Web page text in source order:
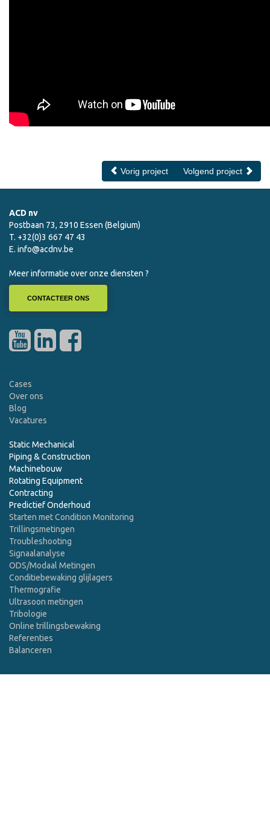
Vorig project Volgend project
ACD nv
Postbaan 73, 2910 Essen (Belgium)
T. +32(0)3 667 47 43
E. info@acdnv.be
Meer informatie over onze diensten ?
CONTACTEER ONS
Cases
Over ons
Blog
Vacatures
Static Mechanical
Piping & Construction
Machinebouw
Rotating Equipment
Contracting
Predictief Onderhoud
Starten met Condition Monitoring
Trillingsmetingen
Troubleshooting
Signaalanalyse
ODS/Modaal Metingen
Conditiebewaking glijlagers
Thermografie
Ultrasoon metingen
Tribologie
Online trillingsbewaking
Referenties
Balanceren